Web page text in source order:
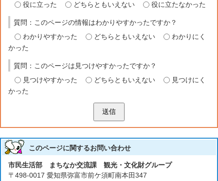
役に立った
どちらともいえない 役に立たなかった
質問：このページの情報はわかりやすかったですか？
わかりやすかった
どちらともいえない
わかりにく
かった
質問：このページは見つけやすかったですか？
見つけやすかった
どちらともいえない
見つけにく
かった
送信
このページに関するお問い合わせ
市民生活部 まちなか交流課 観光・文化財グループ
〒498-0017 愛知県弥富市前ケ須町南本田347